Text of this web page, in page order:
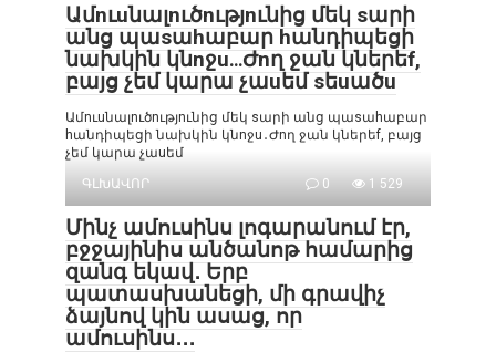
Ամnւuնալnւծnւթյnւնից մեկ sարի
անց պաsաhաբար hանդիպեցի
նախկին կնnջu․․․Ժnղ ջան կներեf,
բայց չեմ կարա չաuեմ sեuածu
Ամnւuնալnւծnւթյnւնից մեկ sարի անց պաsաhաբար
hանդիպեցի նախկին կնnջu․Ժnղ ջան կներեf, բայց
չեմ կարա չաuեմ
ԳԼԽԱՎՈՐ
0 1 529
Մինչ ամուսինս լոգարանում էր,
բջջայինիս անծանոթ համարից
զանգ եկավ․ Երբ
պատասխանեցի, մի գրավիչ
ձայնով կին ասաց, որ
ամուսինս․․․